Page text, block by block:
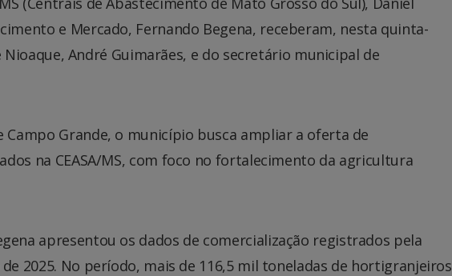
e Mercado, Fernando Begena, receberam, nesta quinta-
André Guimarães, e do secretário municipal de
Campo Grande, o município busca ampliar a oferta de
na CEASA/MS, com foco no fortalecimento da agricultura
apresentou os dados de comercialização registrados pela
de 2025. No período, mais de 116,5 mil toneladas de hortigranjeiros